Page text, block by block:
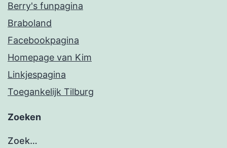
Berry's funpagina
Braboland
Facebookpagina
Homepage van Kim
Linkjespagina
Toegankelijk Tilburg
Zoeken
Zoek…